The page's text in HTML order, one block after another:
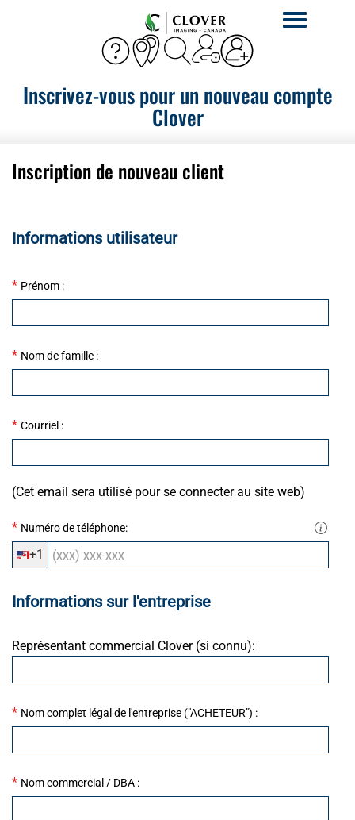
Activer
Inscrivez-vous pour un nouveau compte
Clover
Inscription de nouveau client
Informations utilisateur
* Prénom :
* Nom de famille :
* Courriel :
(Cet email sera utilisé pour se connecter au site web)
* Numéro de téléphone:
+1
Informations sur l'entreprise
Représentant commercial Clover (si connu):
* Nom complet légal de l'entreprise ("ACHETEUR") :
* Nom commercial / DBA :